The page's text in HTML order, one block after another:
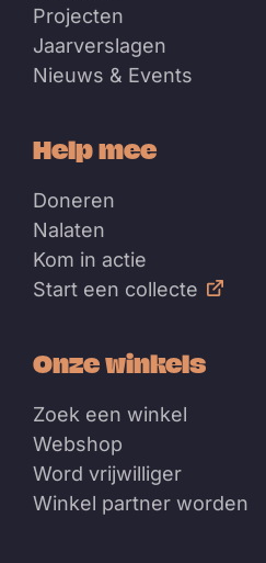
Projecten
Jaarverslagen
Nieuws & Events
Help mee
Doneren
Nalaten
Kom in actie
Start een collecte
Onze winkels
Zoek een winkel
Webshop
Word vrijwilliger
Winkel partner worden